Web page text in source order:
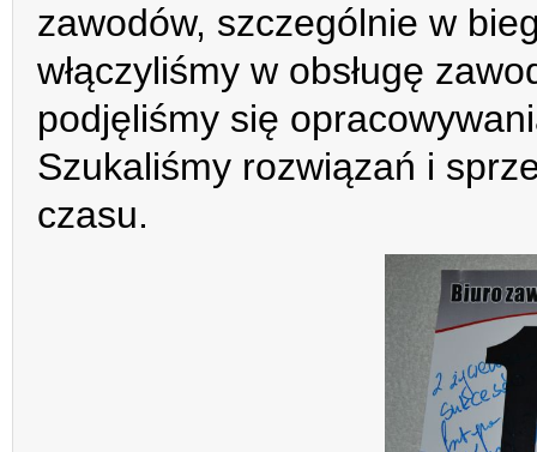
zawodów, szczególnie w
włączyliśmy w obsługę
podjęliśmy się
Szukaliśmy rozwiązań i
czasu.